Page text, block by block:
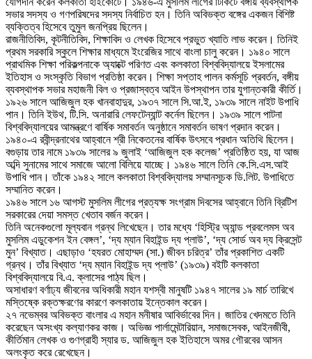
সভার সদস্য ও গণপরিষদের সদস্য নির্বাচিত হন। তিনি অবিভক্ত বঙ্গের একজন বিশিষ্ট
ব্যক্তিত্ব হিসেবে তুমুল জনপ্রিয় ছিলেন।
রাজনীতিবিদ, কূটনীতিবিদ, শিক্ষাবিদ ও লেখক হিসেবে প্রভুত খ্যাতি লাভ করেন। তিনিই
প্রথম সরকারি স্কুলে শিক্ষার মাধ্যমে ইংরেজির সাথে বাংলা চালু করেন। ১৯৪০ সালে
প্রাথমিক শিক্ষা পরিকল্পনাকে অ্যাক্টে পরিণত এবং কলকাতা বিশ্ববিদ্যালয়ে ইসলামের
ইতিহাস ও সংস্কৃতি বিভাগ প্রতিষ্ঠা করেন। শিক্ষা সপ্তাহ পালন কর্মসূচি প্রবর্তন, বঙ্গীয়
ব্যবস্থাপক সভার মহাজনী বিল ও প্রজাস্বত্ব আইন উপস্থাপন তার যুগান্তকারী কীর্তি।
১৯২৬ সালে আজিজুল হক খানবাহাদুর, ১৯৩৭ সালে সি.আ.ই, ১৯৩৯ সালে নাইট উপাধি
পান। তিনি ইউথ, টি.সি. অনারারি লেফটেন্যান্ট কর্নেল ছিলেন। ১৯৩৯ সালে পাটনা
বিশ্ববিদ্যালয়ের আমন্ত্রণে বার্ষিক সমাবর্তন অনুষ্ঠানে সমাবর্তন ভাষণ প্রদান করেন।
১৯৪০-এ রবীন্দ্রনাথের আহ্বানে শ্রী নিকেতনের বার্ষিক উৎসবে প্রধান অতিথি ছিলেন।
বগুড়ায় তার নামে ১৯৩৯ সালের ৯ জুলাই ‘আজিজুল হক কলেজ’ প্রতিষ্ঠিত হয়, যা আজ
অব্দি সুনামের সাথে সমাজে আলো বিলিয়ে যাচ্ছে। ১৯৪৬ সালে তিনি কে.সি.এস.আই
উপাধি পান। তাঁকে ১৯৪২ সালে কলকাতা বিশ্ববিদ্যালয় সম্মানসূচক ডি.লিট. উপাধিতে
সম্মানিত করেন।
১৯৪৬ সালে ১৬ আগস্ট মুসলিম লীগের প্রত্যক্ষ সংগ্রাম দিবসের আহ্বানে তিনি ব্রিটিশ
সরকারের দেয়া সমস্ত খেতাব বর্জন করেন।
তিনি অনেকগুলো মূল্যবান গ্রন্থ লিখেছেন। তার মধ্যে ‘হিস্ট্রি অ্যান্ড প্রবলেমস অব
মুসলিম এডুকেশন ইন বেঙ্গল’, ‘দ্য ম্যান বিহাইন্ড দ্য প্লাউ’, ‘দ্য সোর্ড অব দ্য ক্রিসেন্ট
মুন’ বিখ্যাত। এছাড়াও ‘হযরত মোহাম্মদ (সা.) জীবন চরিত্র’ তাঁর প্রকাশিত একটি
গ্রন্থ। তাঁর বিখ্যাত ‘দ্য ম্যান বিহাইন্ড দ্য প্লাউ’ (১৯৩৯) বইটি কলকাতা
বিশ্ববিদ্যালয়ে বি.এ. ক্লাসের পাঠ্য ছিল।
অসাধারণ বর্ণাঢ্য জীবনের অধিকারী মহান যশস্বী মানুষটি ১৯৪৭ সালের ১৯ মার্চ তারিখে
মস্তিষ্কে রক্তক্ষরণের কারণে কলকাতায় ইন্তেকাল করেন।
২৭ নভেম্বর অবিভক্ত বাংলার এ মহান মনীষার আবির্ভাবের দিন। জাতির খেদমতে তিনি
করেছেন অসংখ্য কল্যাণকর কাজ। অভিজ্ঞ পার্লামেন্টারিয়ান, সমাজসেবক, আইনজীবী,
কীর্তিমান লেখক ও গুণগ্রাহী স্যার ড. আজিজুল হক ইতিহাসে অমর গৌরবের আসন
অলংকৃত করে রেখেছেন।